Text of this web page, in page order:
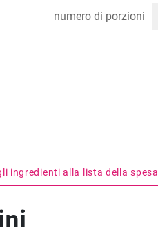
numero di porzioni
ingredienti alla lista della spesa